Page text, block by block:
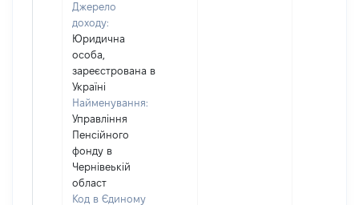
Джерело
доходу:
Юридична
особа,
зареєстрована в
Україні
Найменування:
Управління
Пенсійного
фонду в
Чернівеькій
област
Код в Єдиному